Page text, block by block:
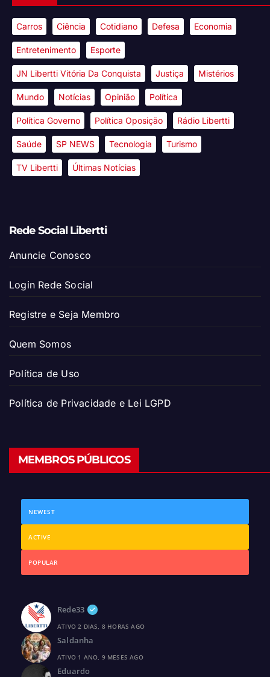
Carros Ciência Cotidiano Defesa Economia
Entretenimento Esporte
JN Libertti Vitória Da Conquista Justiça Mistérios
Mundo Notícias Opinião Política
Política Governo Política Oposição Rádio Libertti
Saúde SP NEWS Tecnologia Turismo
TV Libertti Últimas Notícias
Rede Social Libertti
Anuncie Conosco
Login Rede Social
Registre e Seja Membro
Quem Somos
Política de Uso
Política de Privacidade e Lei LGPD
MEMBROS PÚBLICOS
NEWEST
ACTIVE
POPULAR
Rede33
ATIVO 2 DIAS, 8 HORAS AGO
Saldanha
ATIVO 1 ANO, 9 MESES AGO
Eduardo